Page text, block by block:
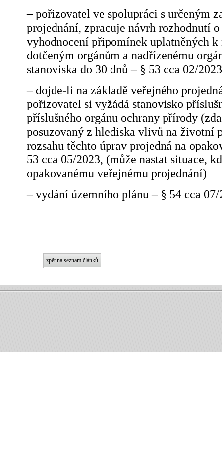
– pořizovatel ve spolupráci s určeným
projednání, zpracuje návrh rozhodnutí
vyhodnocení připomínek uplatněných
dotčeným orgánům a nadřízenému
stanoviska do 30 dnů – § 53 cca 02/2023
– dojde-li na základě veřejného
pořizovatel si vyžádá stanovisko
příslušného orgánu ochrany přírody
posuzovaný z hlediska vlivů na životní
rozsahu těchto úprav projedná na
53 cca 05/2023, (může nastat situace,
opakovanému veřejnému projednání)
– vydání územního plánu – § 54 cca 07/
zpět na seznam článků